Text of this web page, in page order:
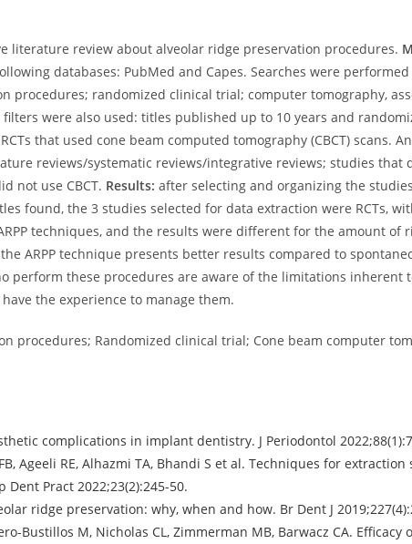
literature review about alveolar ridge preservation procedures.
databases: PubMed and Capes. Searches were
procedures; randomized clinical trial; computer tomography,
were also used: titles published up to 10 years and
that used cone beam computed tomography (CBCT) scans.
reviews/systematic reviews/integrative reviews; studies that
not use CBCT. Results: after selecting and organizing the
found, the 3 studies selected for data extraction were RCTs,
techniques, and the results were different for the amount of
ARPP technique presents better results compared to
perform these procedures are aware of the limitations inherent
the experience to manage them.
procedures; Randomized clinical trial; Cone beam computer
complications in implant dentistry. J Periodontol
Ageeli RE, Alhazmi TA, Bhandi S et al. Techniques for
Pract 2022;23(2):245-50.
ridge preservation: why, when and how. Br Dent J
Bustillos M, Nicholas CL, Zimmerman MB, Barwacz CA.